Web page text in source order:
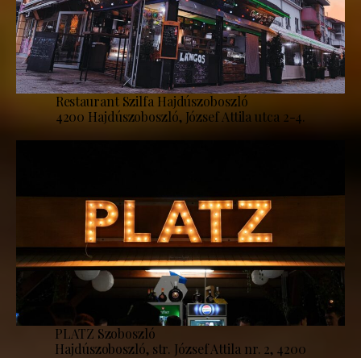
Restaurant Szilfa Hajdúszoboszló
4200 Hajdúszoboszló, József Attila utca 2-4.
PLATZ Szoboszló
Hajdúszoboszló, str. József Attila nr. 2, 4200